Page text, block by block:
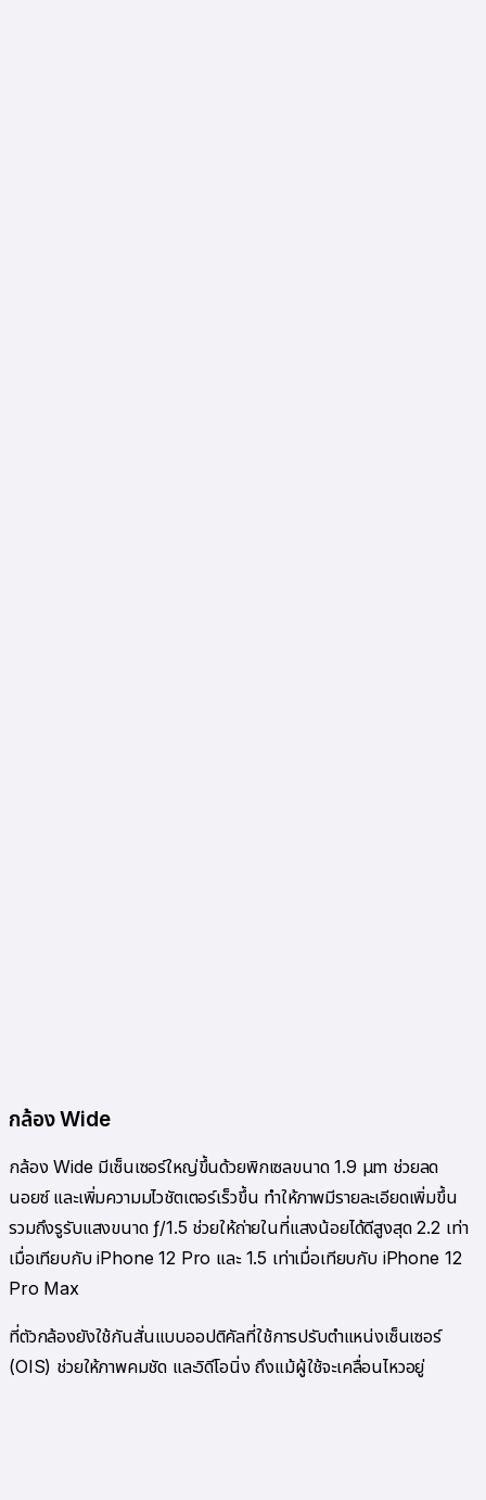
กล้อง Wide
กล้อง Wide มีเซ็นเซอร์ใหญ่ขึ้นด้วยพิกเซลขนาด 1.9 µm ช่วยลด
นอยซ์ และเพิ่มความมไวชัตเตอร์เร็วขึ้น ทำให้ภาพมีรายละเอียดเพิ่มขึ้น
รวมถึงรูรับแสงขนาด ƒ/1.5 ช่วยให้ถ่ายในที่แสงน้อยได้ดีสูงสุด 2.2 เท่า
เมื่อเทียบกับ iPhone 12 Pro และ 1.5 เท่าเมื่อเทียบกับ iPhone 12
Pro Max
ที่ตัวกล้องยังใช้กันสั่นแบบออปติคัลที่ใช้การปรับตำแหน่งเซ็นเซอร์
(OIS) ช่วยให้ภาพคมชัด และวิดีโอนิ่ง ถึงแม้ผู้ใช้จะเคลื่อนไหวอยู่